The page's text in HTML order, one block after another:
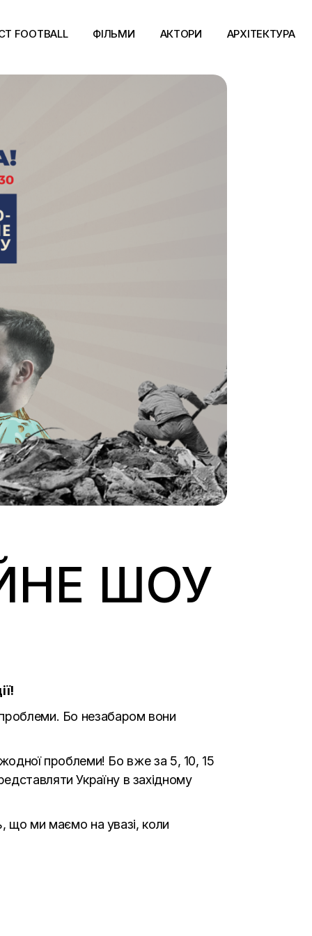
FOOTBALL ФІЛЬМИ АКТОРИ АРХІТЕКТУРА
ШОУ
Бо незабаром вони
проблеми! Бо вже за 5, 10, 15
Україну в західному
що ми маємо на увазі, коли